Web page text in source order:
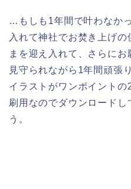
…もしも1年間で叶わなか
入れて神社でお焚き上げ
まを迎え入れて、さらに
見守られながら1年間頑張
イラストがワンポイント
刷用なのでダウンロードし
う。